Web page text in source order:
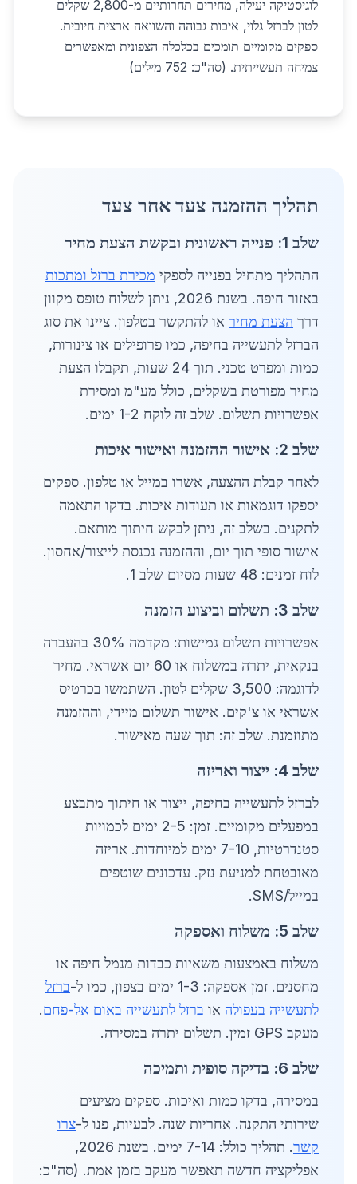
לוגיסטיקה יעילה, מחירים תחרותיים מ-2,800 שקלים
לטון לברזל גלוי, איכות גבוהה והשוואה ארצית חיובית.
ספקים מקומיים תומכים בכלכלה הצפונית ומאפשרים
צמיחה תעשייתית. (סה"כ: 752 מילים)
תהליך ההזמנה צעד אחר צעד
שלב 1: פנייה ראשונית ובקשת הצעת מחיר
התהליך מתחיל בפנייה לספקי מכירת ברזל ומתכות
באזור חיפה. בשנת 2026, ניתן לשלוח טופס מקוון
דרך הצעת מחיר או להתקשר בטלפון. ציינו את סוג
הברזל לתעשייה בחיפה, כמו פרופילים או צינורות,
כמות ומפרט טכני. תוך 24 שעות, תקבלו הצעת
מחיר מפורטת בשקלים, כולל מע"מ ומסירת
אפשרויות תשלום. שלב זה לוקח 1-2 ימים.
שלב 2: אישור ההזמנה ואישור איכות
לאחר קבלת ההצעה, אשרו במייל או טלפון. ספקים
יספקו דוגמאות או תעודות איכות. בדקו התאמה
לתקנים. בשלב זה, ניתן לבקש חיתוך מותאם.
אישור סופי תוך יום, וההזמנה נכנסת לייצור/אחסון.
לוח זמנים: 48 שעות מסיום שלב 1.
שלב 3: תשלום וביצוע הזמנה
אפשרויות תשלום גמישות: מקדמה 30% בהעברה
בנקאית, יתרה במשלוח או 60 יום אשראי. מחיר
לדוגמה: 3,500 שקלים לטון. השתמשו בכרטיס
אשראי או צ'קים. אישור תשלום מיידי, וההזמנה
מתוזמנת. שלב זה: תוך שעה מאישור.
שלב 4: ייצור ואריזה
לברזל לתעשייה בחיפה, ייצור או חיתוך מתבצע
במפעלים מקומיים. זמן: 2-5 ימים לכמויות
סטנדרטיות, 7-10 ימים למיוחדות. אריזה
מאובטחת למניעת נזק. עדכונים שוטפים
במייל/SMS.
שלב 5: משלוח ואספקה
משלוח באמצעות משאיות כבדות מנמל חיפה או
מחסנים. זמן אספקה: 1-3 ימים בצפון, כמו ל-
ברזל
לתעשייה בעפולה או ברזל לתעשייה באום אל-פחם.
מעקב GPS זמין. תשלום יתרה במסירה.
שלב 6: בדיקה סופית ותמיכה
במסירה, בדקו כמות ואיכות. ספקים מציעים
שירותי התקנה. אחריות שנה. לבעיות, פנו ל-צרו
קשר
. תהליך כולל: 7-14 ימים. בשנת 2026,
אפליקציה חדשה תאפשר מעקב בזמן אמת. (סה"כ: